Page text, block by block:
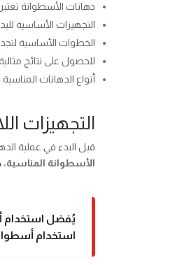
دهانات الأسطوانة
التجهيزات الأساسية
الخطوات الأساسية
للحصول على نتائج
أنواع الدهانات
التجهيزات
قبل البدء في عملية
الأسطوانة
يُفضل استخدام
استخدام